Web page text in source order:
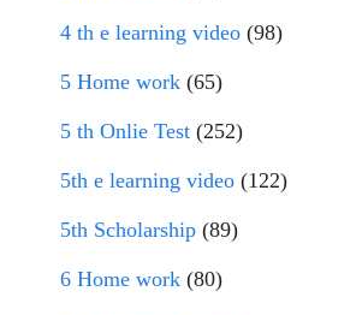
4 th e learning video (98)
5 Home work (65)
5 th Onlie Test (252)
5th e learning video (122)
5th Scholarship (89)
6 Home work (80)